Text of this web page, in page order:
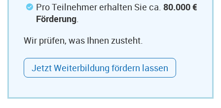
Pro Teilnehmer erhalten Sie ca. 80.000 €
Förderung.
Wir prüfen, was Ihnen zusteht.
Jetzt Weiterbildung fördern lassen